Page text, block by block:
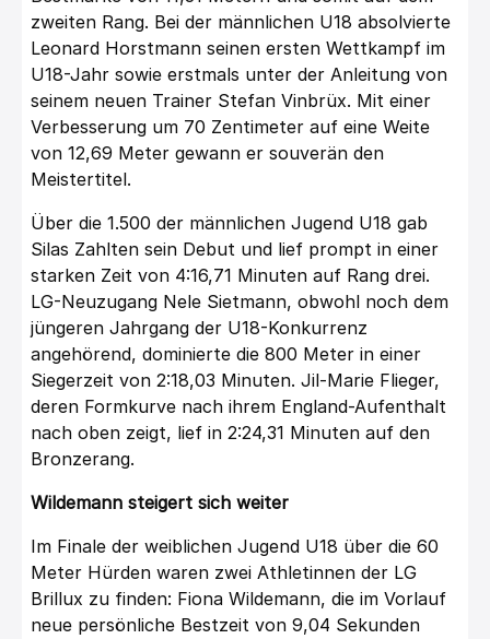
zweiten Rang. Bei der männlichen U18 absolvierte
Leonard Horstmann seinen ersten Wettkampf im
U18-Jahr sowie erstmals unter der Anleitung von
seinem neuen Trainer Stefan Vinbrüx. Mit einer
Verbesserung um 70 Zentimeter auf eine Weite
von 12,69 Meter gewann er souverän den
Meistertitel.
Über die 1.500 der männlichen Jugend U18 gab
Silas Zahlten sein Debut und lief prompt in einer
starken Zeit von 4:16,71 Minuten auf Rang drei.
LG-Neuzugang Nele Sietmann, obwohl noch dem
jüngeren Jahrgang der U18-Konkurrenz
angehörend, dominierte die 800 Meter in einer
Siegerzeit von 2:18,03 Minuten. Jil-Marie Flieger,
deren Formkurve nach ihrem England-Aufenthalt
nach oben zeigt, lief in 2:24,31 Minuten auf den
Bronzerang.
Wildemann steigert sich weiter
Im Finale der weiblichen Jugend U18 über die 60
Meter Hürden waren zwei Athletinnen der LG
Brillux zu finden: Fiona Wildemann, die im Vorlauf
neue persönliche Bestzeit von 9,04 Sekunden